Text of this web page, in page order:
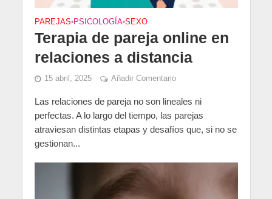
PAREJAS•PSICOLOGÍA•SEXO
Terapia de pareja online en
relaciones a distancia
15 abril, 2025 Añadir Comentario
Las relaciones de pareja no son lineales ni
perfectas. A lo largo del tiempo, las parejas
atraviesan distintas etapas y desafíos que, si no se
gestionan...